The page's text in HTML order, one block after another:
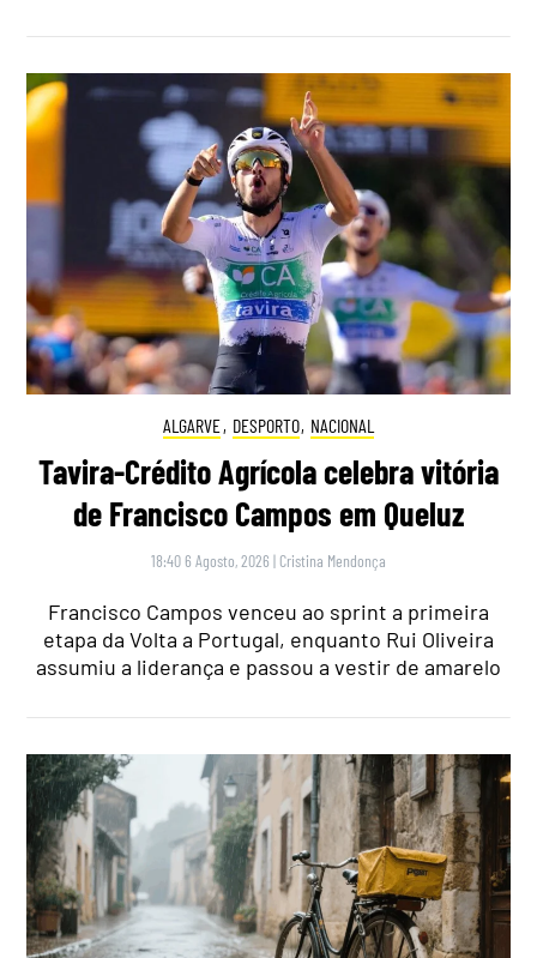
ALGARVE, DESPORTO, NACIONAL
Tavira-Crédito Agrícola celebra vitória
de Francisco Campos em Queluz
18:40 6 Agosto, 2026 | Cristina Mendonça
Francisco Campos venceu ao sprint a primeira
etapa da Volta a Portugal, enquanto Rui Oliveira
assumiu a liderança e passou a vestir de amarelo